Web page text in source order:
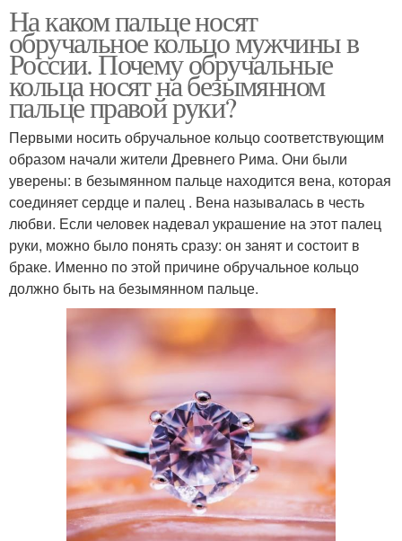
На каком пальце носят
обручальное кольцо мужчины в
России. Почему обручальные
кольца носят на безымянном
пальце правой руки?
Первыми носить обручальное кольцо соответствующим
образом начали жители Древнего Рима. Они были
уверены: в безымянном пальце находится вена, которая
соединяет сердце и палец . Вена называлась в честь
любви. Если человек надевал украшение на этот палец
руки, можно было понять сразу: он занят и состоит в
браке. Именно по этой причине обручальное кольцо
должно быть на безымянном пальце.